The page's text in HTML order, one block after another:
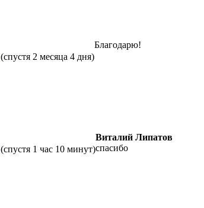
(спустя 2 месяца 4 дня)
Благодарю!
(спустя 1 час 10 минут)
Виталий Липатов
спасибо